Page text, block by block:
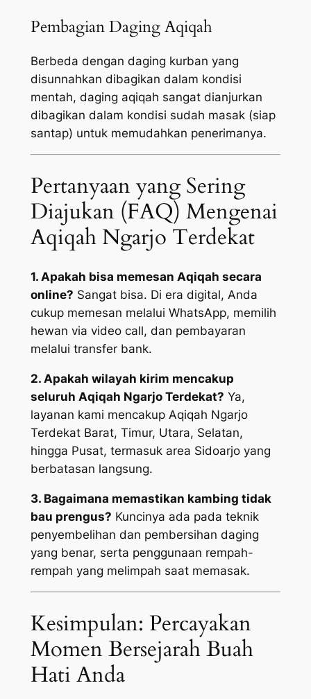
Pembagian Daging Aqiqah
Berbeda dengan daging kurban yang
disunnahkan dibagikan dalam kondisi
mentah, daging aqiqah sangat dianjurkan
dibagikan dalam kondisi sudah masak (siap
santap) untuk memudahkan penerimanya.
Pertanyaan yang Sering
Diajukan (FAQ) Mengenai
Aqiqah Ngarjo Terdekat
1. Apakah bisa memesan Aqiqah secara
online? Sangat bisa. Di era digital, Anda
cukup memesan melalui WhatsApp, memilih
hewan via video call, dan pembayaran
melalui transfer bank.
2. Apakah wilayah kirim mencakup
seluruh Aqiqah Ngarjo Terdekat? Ya,
layanan kami mencakup Aqiqah Ngarjo
Terdekat Barat, Timur, Utara, Selatan,
hingga Pusat, termasuk area Sidoarjo yang
berbatasan langsung.
3. Bagaimana memastikan kambing tidak
bau prengus? Kuncinya ada pada teknik
penyembelihan dan pembersihan daging
yang benar, serta penggunaan rempah-
rempah yang melimpah saat memasak.
Kesimpulan: Percayakan
Momen Bersejarah Buah
Hati Anda